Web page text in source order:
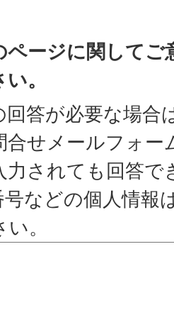
ページに関してご
。
答が必要な場合
合せメールフォー
力されても回答
号などの個人情報
。